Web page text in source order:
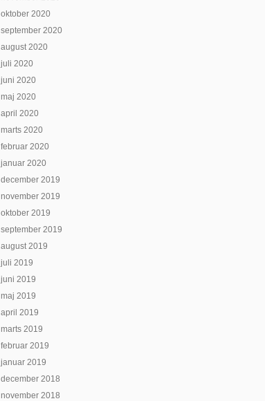
oktober 2020
september 2020
august 2020
juli 2020
juni 2020
maj 2020
april 2020
marts 2020
februar 2020
januar 2020
december 2019
november 2019
oktober 2019
september 2019
august 2019
juli 2019
juni 2019
maj 2019
april 2019
marts 2019
februar 2019
januar 2019
december 2018
november 2018